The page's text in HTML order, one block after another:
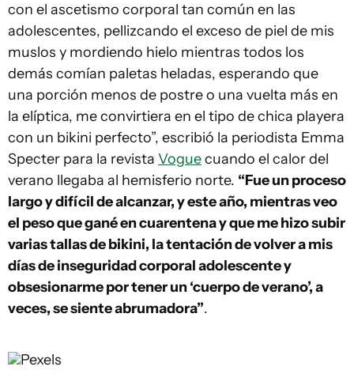
con el ascetismo corporal tan común en las
adolescentes, pellizcando el exceso de piel de mis
muslos y mordiendo hielo mientras todos los
demás comían paletas heladas, esperando que
una porción menos de postre o una vuelta más en
la elíptica, me convirtiera en el tipo de chica playera
con un bikini perfecto”, escribió la periodista Emma
Specter para la revista Voguecuando el calor del
verano llegaba al hemisferio norte. “Fue un proceso
largo y difícil de alcanzar, y este año, mientras veo
el peso que gané en cuarentena y que me hizo subir
varias tallas de bikini, la tentación de volver a mis
días de inseguridad corporal adolescente y
obsesionarme por tener un ‘cuerpo de verano’, a
veces, se siente abrumadora”.
Pexels